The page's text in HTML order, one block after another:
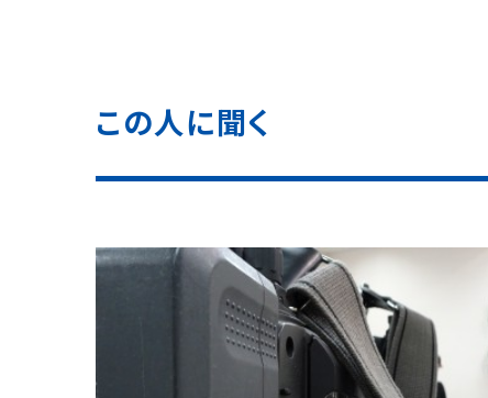
この人に聞く